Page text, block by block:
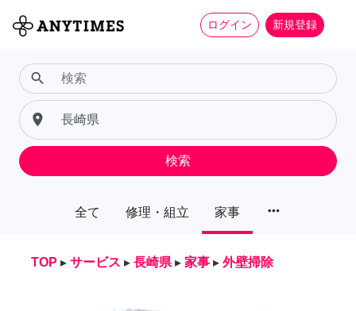
ログイン 新規登録
全て 修理・組立 家事 more_horiz
search
place
検索
TOP ▸ サービス ▸ 長崎県 ▸ 家事 ▸ 外壁掃除